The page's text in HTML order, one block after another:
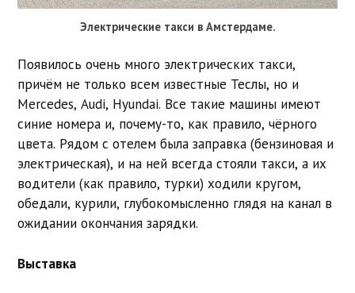
Электрические такси в Амстердаме.
Появилось очень много электрических такси,
причём не только всем известные Теслы, но и
Mercedes, Audi, Hyundai. Все такие машины имеют
синие номера и, почему-то, как правило, чёрного
цвета. Рядом с отелем была заправка (бензиновая и
электрическая), и на ней всегда стояли такси, а их
водители (как правило, турки) ходили кругом,
обедали, курили, глубокомысленно глядя на канал в
ожидании окончания зарядки.
Выставка